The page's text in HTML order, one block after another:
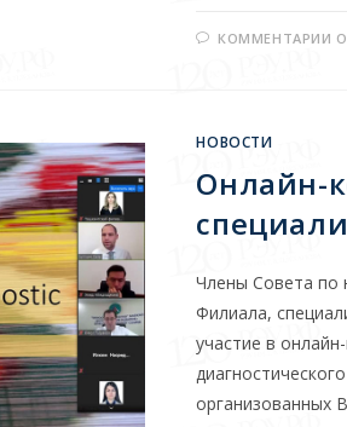
КОММЕНТАРИИ
НОВОСТИ
Онлайн-
Члены Совета по
Филиала,
участие в
организованных